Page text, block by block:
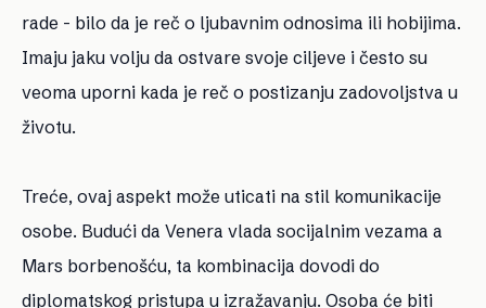
rade - bilo da je reč o ljubavnim odnosima ili hobijima.
Imaju jaku volju da ostvare svoje ciljeve i često su
veoma uporni kada je reč o postizanju zadovoljstva u
životu.
Treće, ovaj aspekt može uticati na stil komunikacije
osobe. Budući da Venera vlada socijalnim vezama a
Mars borbenošću, ta kombinacija dovodi do
diplomatskog pristupa u izražavanju. Osoba će biti